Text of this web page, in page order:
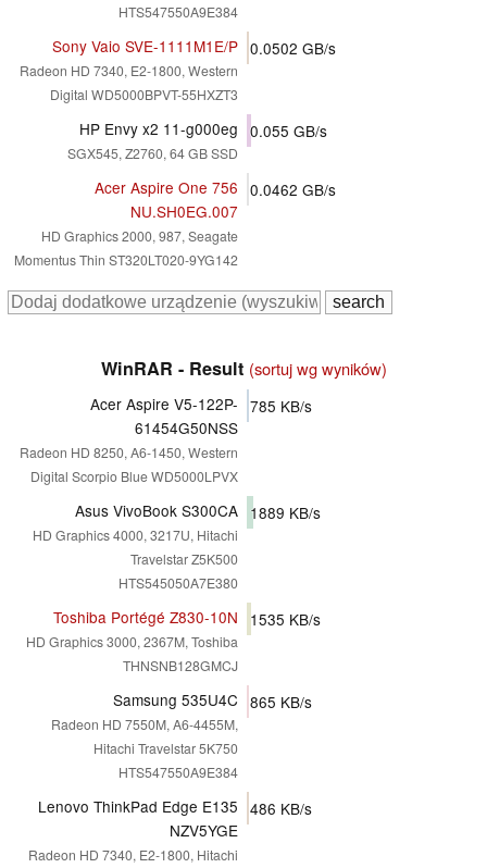
HTS547550A9E384
Sony Vaio SVE-1111M1E/P
Radeon HD 7340, E2-1800, Western
Digital WD5000BPVT-55HXZT3
0.0502 GB/s
HP Envy x2 11-g000eg
SGX545, Z2760, 64 GB SSD
0.055 GB/s
Acer Aspire One 756
NU.SH0EG.007
HD Graphics 2000, 987, Seagate
Momentus Thin ST320LT020-9YG142
0.0462 GB/s
WinRAR - Result (sortuj wg wyników)
Acer Aspire V5-122P-
61454G50NSS
Radeon HD 8250, A6-1450, Western
Digital Scorpio Blue WD5000LPVX
785 KB/s
Asus VivoBook S300CA
HD Graphics 4000, 3217U, Hitachi
Travelstar Z5K500
HTS545050A7E380
1889 KB/s
Toshiba Portégé Z830-10N
HD Graphics 3000, 2367M, Toshiba
THNSNB128GMCJ
1535 KB/s
Samsung 535U4C
Radeon HD 7550M, A6-4455M,
Hitachi Travelstar 5K750
HTS547550A9E384
865 KB/s
Lenovo ThinkPad Edge E135
NZV5YGE
Radeon HD 7340, E2-1800, Hitachi
486 KB/s